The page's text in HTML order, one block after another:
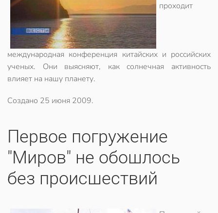
проходит
международная конференция китайских и российских
ученых. Они выясняют, как солнечная активность
влияет на нашу планету.
Создано 25 июня 2009.
Первое погружение
"Миров" не обошлось
без происшествий